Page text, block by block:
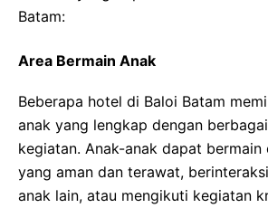
Batam:
Area Bermain Anak
Beberapa hotel di Baloi Batam
anak yang lengkap dengan
kegiatan. Anak-anak dapat bermain
yang aman dan terawat,
anak lain, atau mengikuti kegiatan